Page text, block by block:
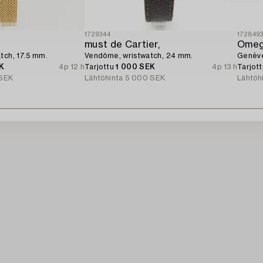
17.5 mm.
4p 12 h
1729344
must de Cartier,
Vendôme, wristwatch, 24 mm.
Tarjottu1 000 SEK
4p 13 h
Lähtöhinta 5 000 SEK